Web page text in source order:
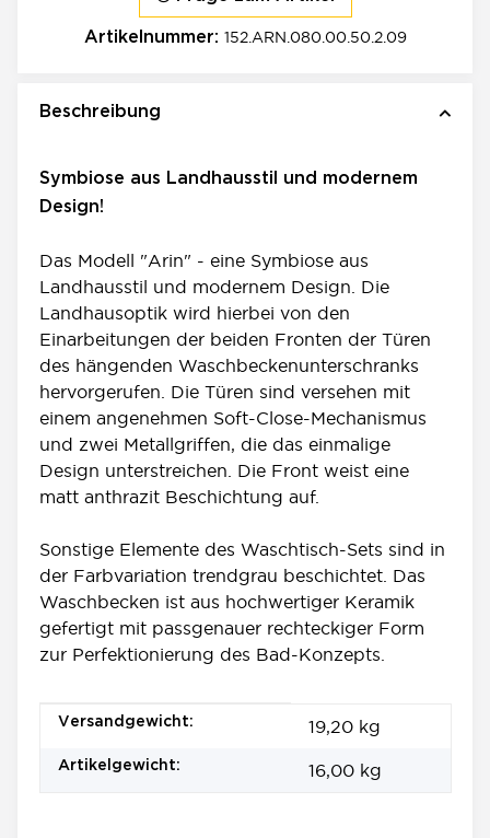
Artikelnummer: 152.ARN.080.00.50.2.09
Beschreibung
Symbiose aus Landhausstil und modernem
Design!
Das Modell "Arin" - eine Symbiose aus
Landhausstil und modernem Design. Die
Landhausoptik wird hierbei von den
Einarbeitungen der beiden Fronten der Türen
des hängenden Waschbeckenunterschranks
hervorgerufen. Die Türen sind versehen mit
einem angenehmen Soft-Close-Mechanismus
und zwei Metallgriffen, die das einmalige
Design unterstreichen. Die Front weist eine
matt anthrazit Beschichtung auf.
Sonstige Elemente des Waschtisch-Sets sind in
der Farbvariation trendgrau beschichtet. Das
Waschbecken ist aus hochwertiger Keramik
gefertigt mit passgenauer rechteckiger Form
zur Perfektionierung des Bad-Konzepts.
Produkteigenschaft
Wert
Versandgewicht: 19,20 kg
Artikelgewicht: 16,00 kg